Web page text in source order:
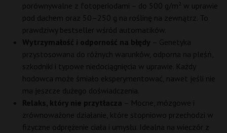
porównywalne z fotoperiodami – do 500 g/m² w uprawie
pod dachem oraz 50–250 g na roślinę na zewnątrz. To
prawdziwy bestseller wśród automatików.
Wytrzymałość i odporność na błędy – Genetyka
przystosowana do różnych warunków, odporna na pleśń,
szkodniki i typowe niedociągnięcia w uprawie. Każdy
hodowca może śmiało eksperymentować, nawet jeśli nie
ma jeszcze dużego doświadczenia.
Relaks, który nie przytłacza – Mocne, mózgowe i
zrównoważone działanie, które stopniowo przechodzi w
fizyczne odprężenie ciała i umysłu. Idealna na wieczór z